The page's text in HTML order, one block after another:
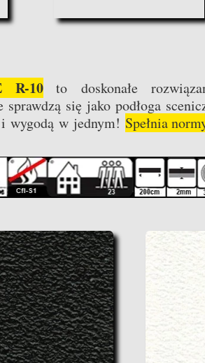
R-10
to doskonałe
się jako podłoga
wygodą w jednym! Spełnia